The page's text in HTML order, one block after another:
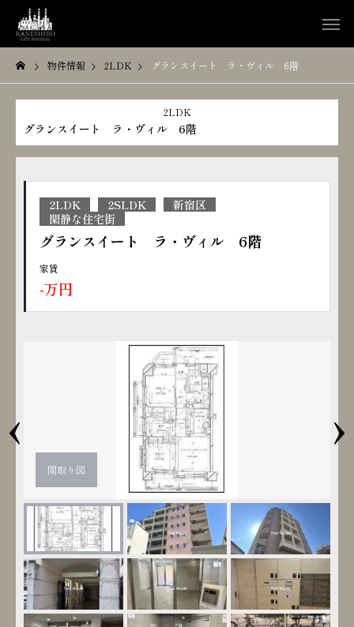
物件情報 2LDK グランスイート ラ・ヴィル 6階
2LDK
グランスイート ラ・ヴィル 6階
2LDK 2SLDK
新宿区
閑静な住宅街
グランスイート ラ・ヴィル 6階
家賃
-万円
間取り図
‹ ›